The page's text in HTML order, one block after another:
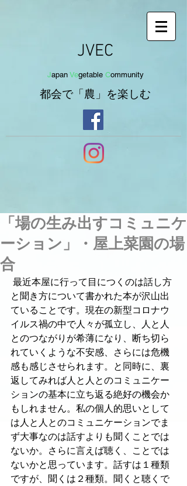
JVEC
Japan Vegetable Community
都会で「農」を楽しむ
「場の生み出すコミュニケ
ーション」・屋上菜園の場
合
と聞き方について書かれた本が沢山出
ていることです。現在の新型コロナウ
イルス禍の中で人々が孤立し、人と人
とのつながりが希薄になり、断ち切ら
れていくような不安感、さらには危機
感も感じさせられます。と同時に、裏
返してみれば人と人とのコミュニケー
ションの基本に立ち返る絶好の機会か
もしれません。私の個人的思いとして
は人と人とのコミュニケーションでま
ず大事なのは話すよりも聞くことでは
ないか。さらに言えば聴く、ことでは
ないかと思っています。話すは１種類
ですが、聞くは２種類。聞くと聴くで